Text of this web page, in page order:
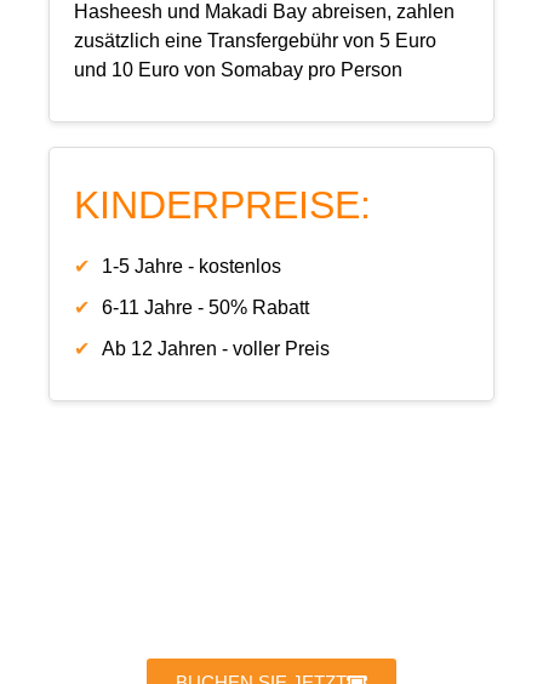
Hasheesh und Makadi Bay abreisen, zahlen
zusätzlich eine Transfergebühr von 5 Euro
und 10 Euro von Somabay pro Person
KINDERPREISE:
1-5 Jahre - kostenlos
6-11 Jahre - 50% Rabatt
Ab 12 Jahren - voller Preis